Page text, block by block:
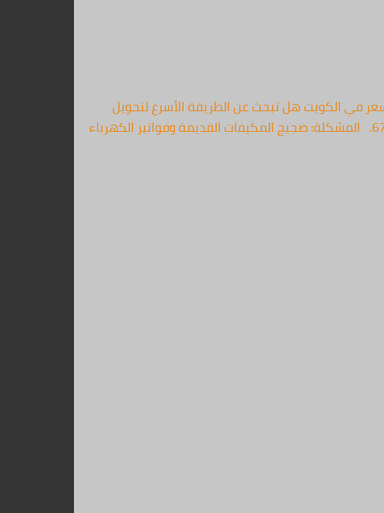
شراء مكيفات مستعملة بأعلى سعر في الكويت هل تبحث عن الطريقة الأسرع لتحويل
مكيفك القديم إلى سيولة نقدية؟ نحن نضمن لك التقييم العادل والوصول إليك خلال ساعة واحدة فقط 67763154. المشكلة: ضجيج المكيفات القديمة وفواتير الكهرباء